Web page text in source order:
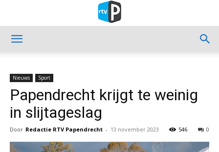
Nieuws Sport
Papendrecht krijgt te weinig
in slijtageslag
Door Redactie RTV Papendrecht - 13 november 2023 0
546